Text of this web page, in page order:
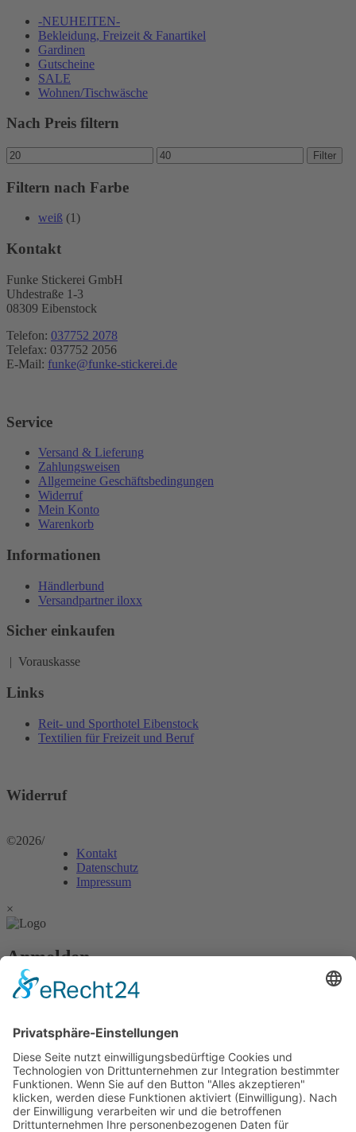
-NEUHEITEN-
Bekleidung, Freizeit & Fanartikel
Gardinen
Gutscheine
SALE
Wohnen/Tischwäsche
Nach Preis filtern
Min.
Preis
Max.
Preis
Filter
Filtern nach Farbe
weiß (1)
Kontakt
Funke Stickerei GmbH
Uhdestraße 1-3
08309 Eibenstock
Telefon: 037752 2078
Telefax: 037752 2056
E-Mail: funke@funke-stickerei.de
Service
Versand & Lieferung
Zahlungsweisen
Allgemeine Geschäftsbedingungen
Widerruf
Mein Konto
Warenkorb
Informationen
Händlerbund
Versandpartner iloxx
Sicher einkaufen
| Vorauskasse
Links
Reit- und Sporthotel Eibenstock
Textilien für Freizeit und Beruf
Widerruf
©2026/
Kontakt
Datenschutz
Impressum
×
Anmelden
Passwort vergessen?
Angemeldet bleiben
Anmelden